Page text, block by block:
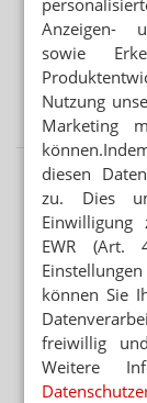
Anzeigen-
sowie
Nutzung
Marketing
diesen
zu. Dies
Einwilligung
EWR (Art.
können Sie
freiwillig
Weitere
Urteil
Apotheker: